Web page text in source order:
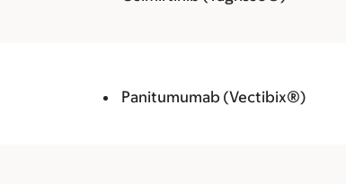
Panitumumab (Vectibix®)